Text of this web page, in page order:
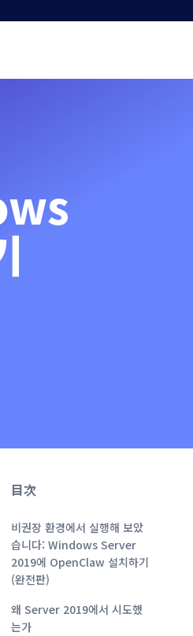
目次
비권장 환경에서 실행해 보았
습니다: Windows Server
2019에 OpenClaw 설치하기
(완전판)
왜 Server 2019에서 시도했
는가